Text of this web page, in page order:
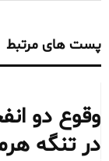
پست های مرتبط
وقوع دو
در تنگه